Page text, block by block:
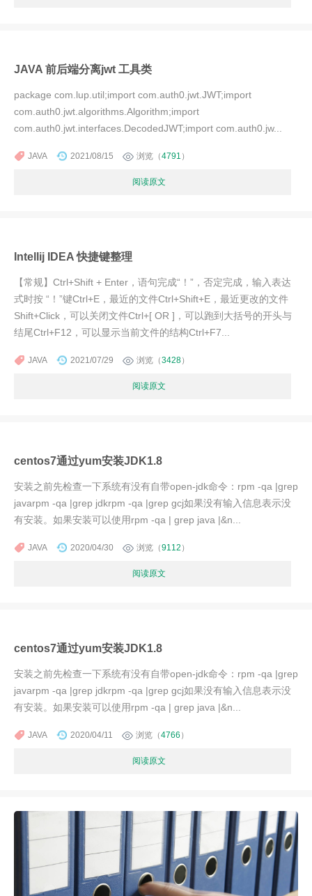
JAVA 前后端分离jwt 工具类
package com.lup.util;import com.auth0.jwt.JWT;import
com.auth0.jwt.algorithms.Algorithm;import
com.auth0.jwt.interfaces.DecodedJWT;import com.auth0.jw...
JAVA 2021/08/15 浏览（4791 ）
阅读原文
Intellij IDEA 快捷键整理
【常规】Ctrl+Shift + Enter，语句完成“！”，否定完成，输入表达
式时按 “！”键Ctrl+E，最近的文件Ctrl+Shift+E，最近更改的文件
Shift+Click，可以关闭文件Ctrl+[ OR ]，可以跑到大括号的开头与
结尾Ctrl+F12，可以显示当前文件的结构Ctrl+F7...
JAVA 2021/07/29 浏览（3428）
阅读原文
centos7通过yum安装JDK1.8
安装之前先检查一下系统有没有自带open-jdk命令：rpm -qa |grep
javarpm -qa |grep jdkrpm -qa |grep gcj如果没有输入信息表示没
有安装。如果安装可以使用rpm -qa | grep java |&n...
JAVA 2020/04/30 浏览（9112 ）
阅读原文
centos7通过yum安装JDK1.8
安装之前先检查一下系统有没有自带open-jdk命令：rpm -qa |grep
javarpm -qa |grep jdkrpm -qa |grep gcj如果没有输入信息表示没
有安装。如果安装可以使用rpm -qa | grep java |&n...
JAVA 2020/04/11 浏览（4766 ）
阅读原文